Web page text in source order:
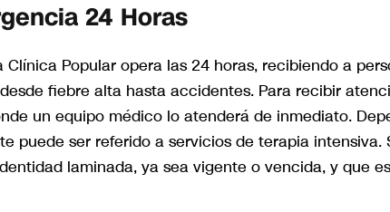
24 Horas
Clínica Popular opera las 24 horas, recibiendo a
fiebre alta hasta accidentes. Para recibir
un equipo médico lo atenderá de inmediato.
puede ser referido a servicios de terapia intensiva.
laminada, ya sea vigente o vencida, y que